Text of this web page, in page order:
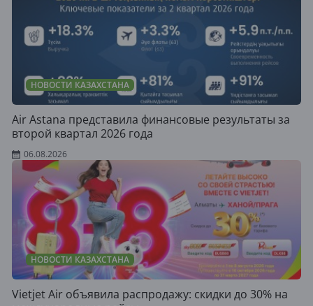
НОВОСТИ КАЗАХСТАНА
Air Astana представила финансовые результаты за
второй квартал 2026 года
06.08.2026
НОВОСТИ КАЗАХСТАНА
Vietjet Air объявила распродажу: скидки до 30% на